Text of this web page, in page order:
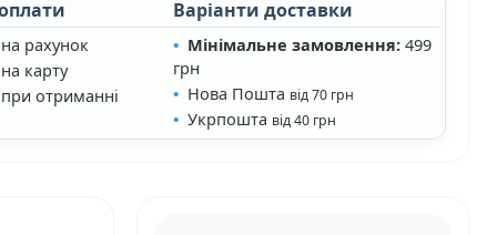
рахунок
карту
отриманні
Варіанти доставки
Мінімальне замовлення:499
грн
Нова Пошта від 70 грн
Укрпошта від 40 грн